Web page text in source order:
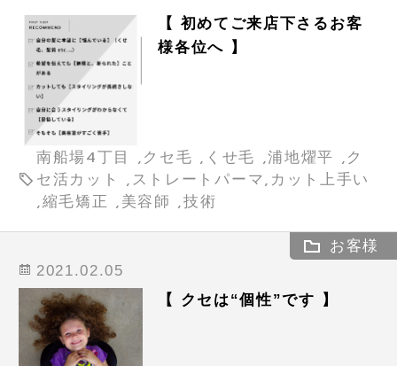
【 初めてご来店下さるお客
様各位へ 】
南船場4丁目 ,クセ毛 ,くせ毛 ,浦地燿平 ,ク
セ活カット ,ストレートパーマ,カット上手い
,縮毛矯正 ,美容師 ,技術
お客様
2021.02.05
【 クセは“個性”です 】